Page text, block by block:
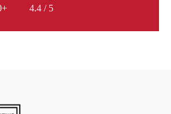
4.4 / 5